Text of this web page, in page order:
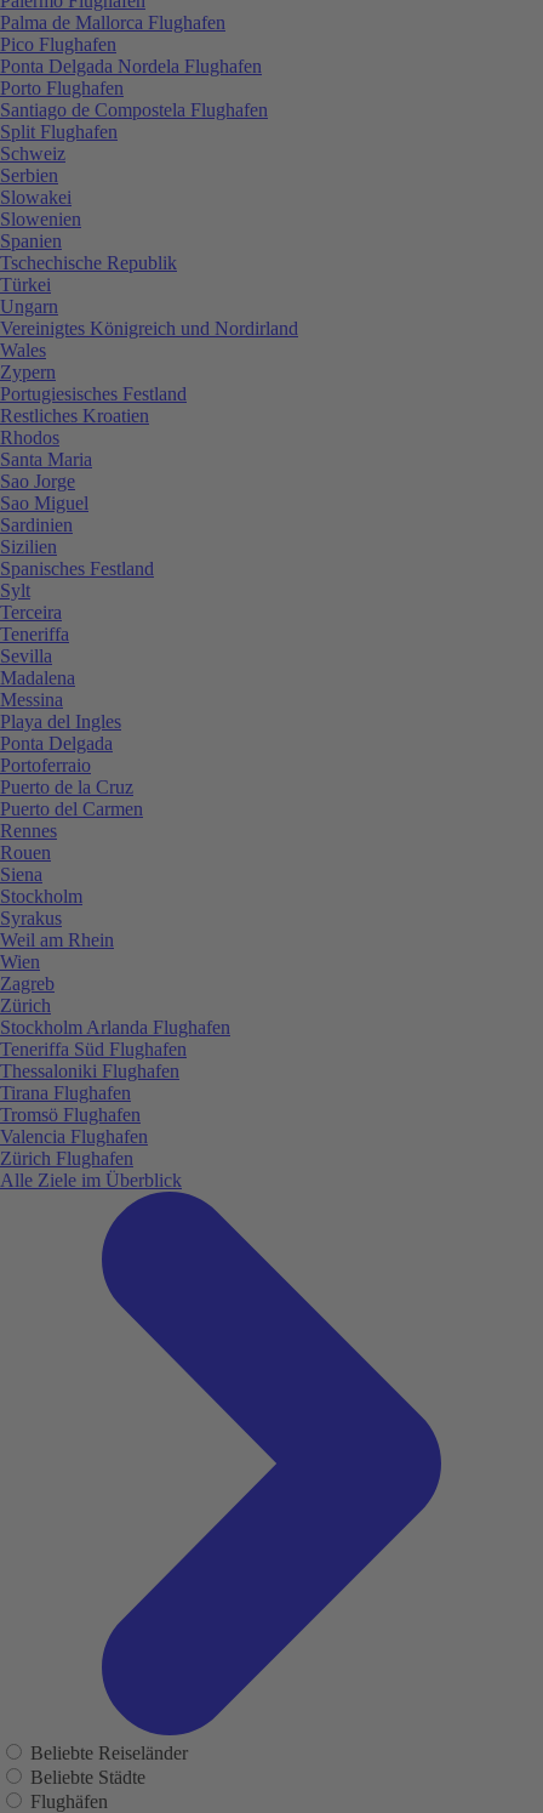
Palma de Mallorca Flughafen
Pico Flughafen
Ponta Delgada Nordela Flughafen
Porto Flughafen
Santiago de Compostela Flughafen
Split Flughafen
Schweiz
Serbien
Slowakei
Slowenien
Spanien
Tschechische Republik
Türkei
Ungarn
Vereinigtes Königreich und Nordirland
Wales
Zypern
Portugiesisches Festland
Restliches Kroatien
Rhodos
Santa Maria
Sao Jorge
Sao Miguel
Sardinien
Sizilien
Spanisches Festland
Sylt
Terceira
Teneriffa
Sevilla
Madalena
Messina
Playa del Ingles
Ponta Delgada
Portoferraio
Puerto de la Cruz
Puerto del Carmen
Rennes
Rouen
Siena
Stockholm
Syrakus
Weil am Rhein
Wien
Zagreb
Zürich
Stockholm Arlanda Flughafen
Teneriffa Süd Flughafen
Thessaloniki Flughafen
Tirana Flughafen
Tromsö Flughafen
Valencia Flughafen
Zürich Flughafen
Alle Ziele im Überblick
Beliebte Reiseländer
Beliebte Städte
Flughäfen